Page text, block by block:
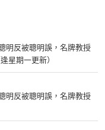
明反被聰明誤，名牌教授
星期一更新）
明反被聰明誤，名牌教授